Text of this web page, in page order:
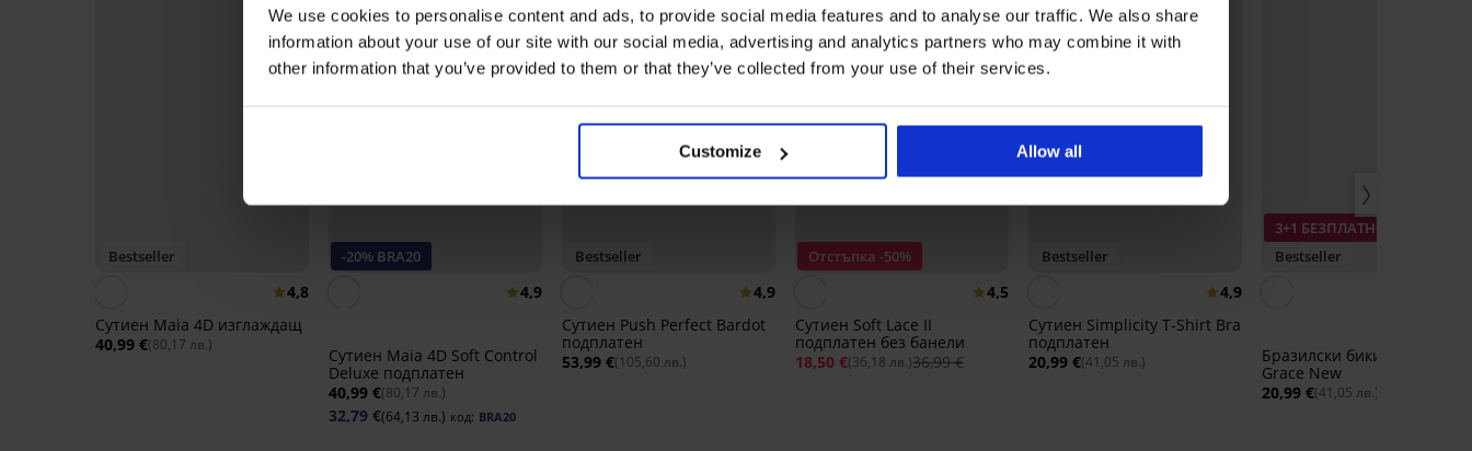
We use cookies to personalise content and ads, to provide social media features and to analyse our traffic. We also share
information about your use of our site with our social media, advertising and analytics partners who may combine it with
other information that you’ve provided to them or that they’ve collected from your use of their services.
Customize Allow all
Bestseller
4,8
Сутиен Maia 4D изглаждащ
40,99 €(80,17 лв.)
-20% BRA20
4,9
Сутиен Maia 4D Soft Control
Deluxe подплатен
40,99 €(80,17 лв.)
32,79 €(64,13 лв.) код: BRA20
Bestseller
4,9
Сутиен Push Perfect Bardot
подплатен
53,99 €(105,60 лв.)
Отстъпка -50%
4,5
Сутиен Soft Lace II
подплатен без банели
18,50 €(36,18 лв.)36,99 €
Bestseller
4,9
Сутиен Simplicity T-Shirt Bra
подплатен
20,99 €(41,05 лв.)
3+1 БЕЗПЛАТНО
Bestseller
Бразилски бикини Lady
Grace New
20,99 €(41,05 лв.)